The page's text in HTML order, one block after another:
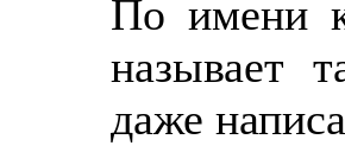
По имени
называет
даже